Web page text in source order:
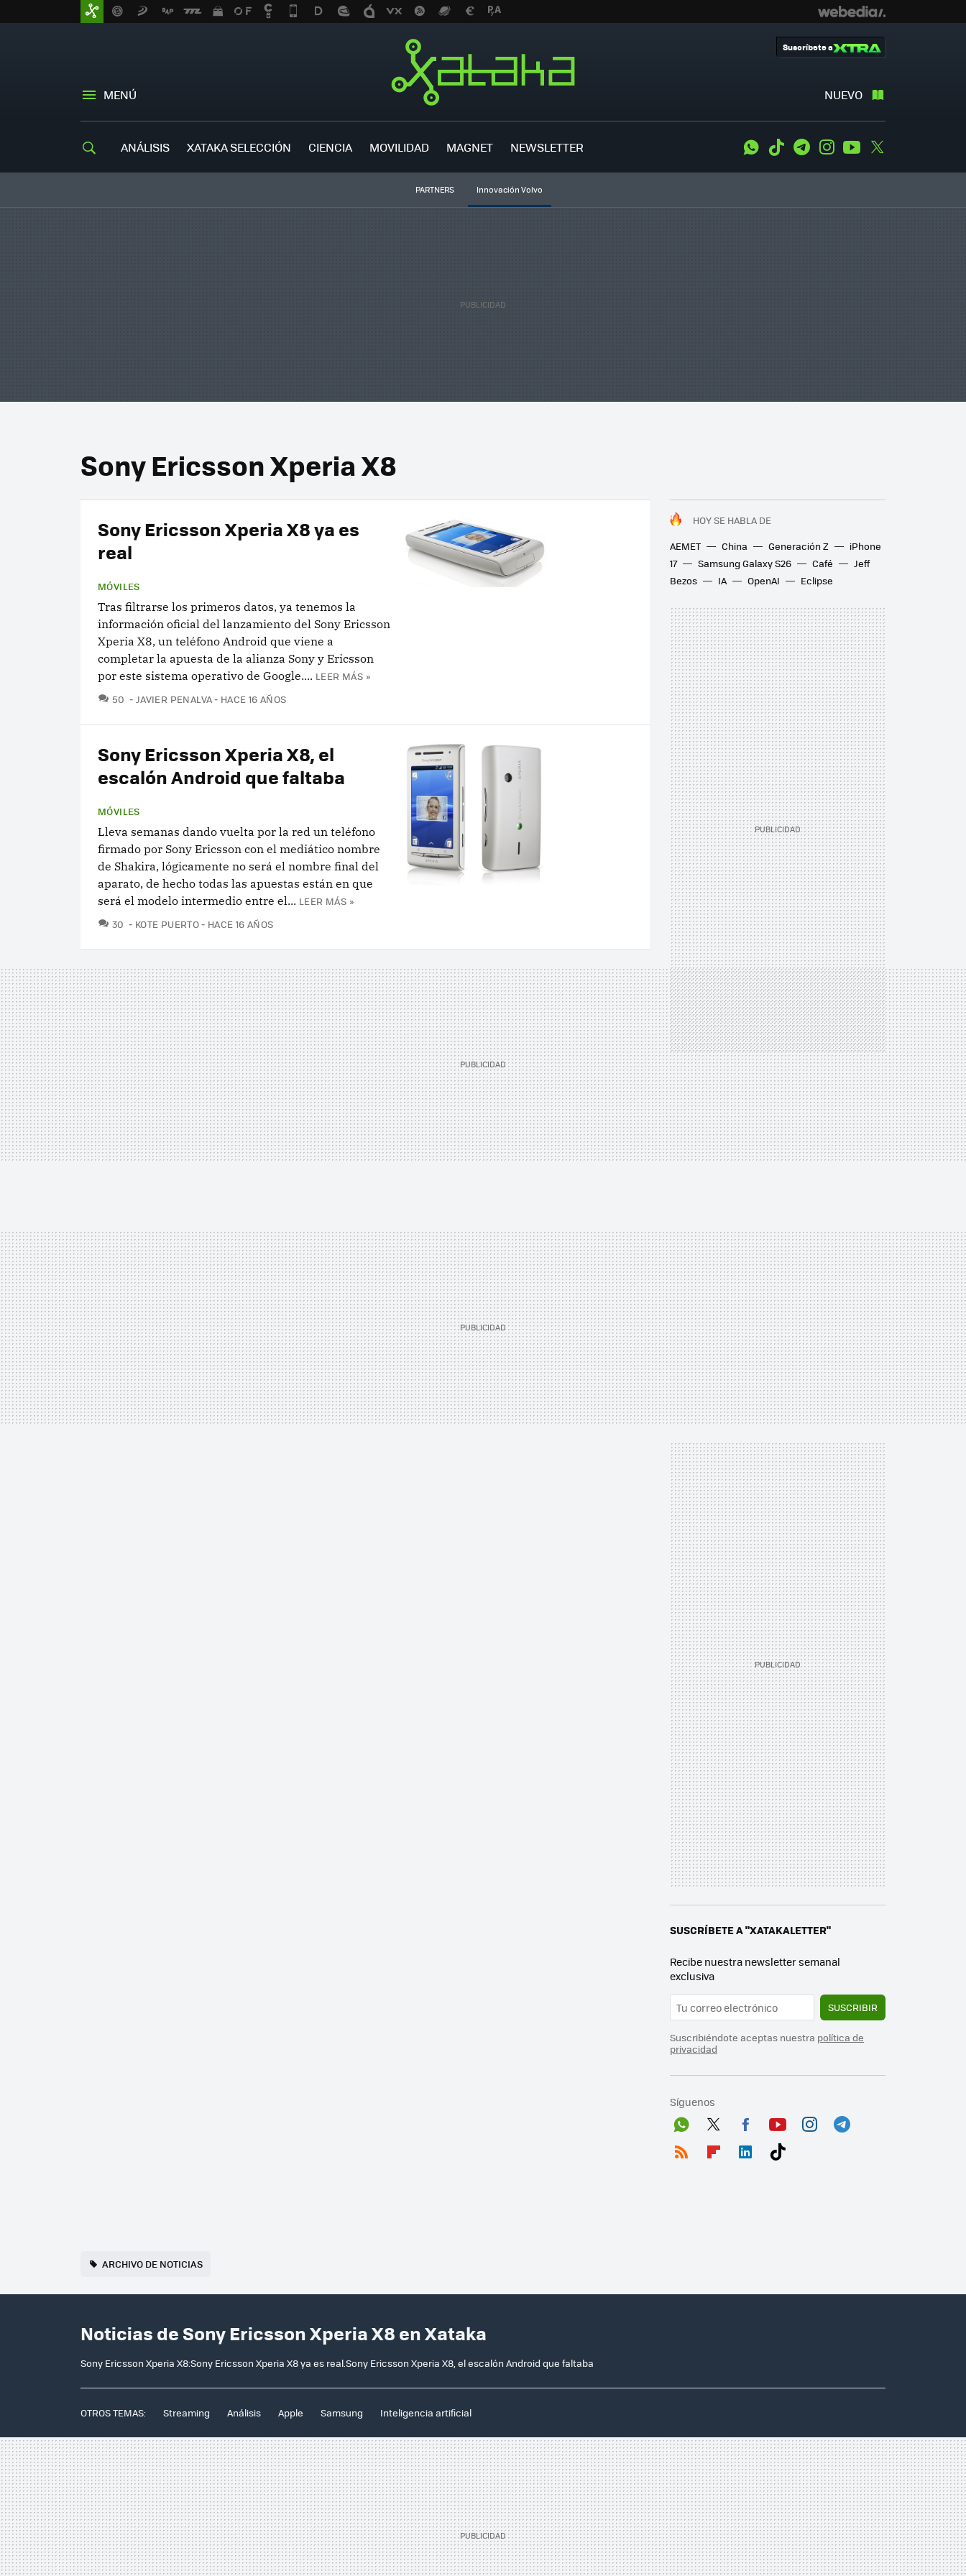
MENÚ NUEVO
Suscríbete a
ANÁLISIS XATAKA SELECCIÓN CIENCIA MOVILIDAD MAGNET NEWSLETTER WhatsApp
Tiktok TelegramInstagramYoutube
PARTNERS Innovación Volvo
Sony Ericsson Xperia X8
HOY SE HABLA DE
AEMET
China Generación Z
iPhone
17
Samsung Galaxy S26 Café
Jeff
Bezos
IA OpenAI Eclipse
Sony Ericsson Xperia X8 ya es
real
MÓVILES
Tras filtrarse los primeros datos, ya tenemos la
información oficial del lanzamiento del Sony Ericsson
Xperia X8, un teléfono Android que viene a
completar la apuesta de la alianza Sony y Ericsson
por este sistema operativo de Google.... LEER MÁS »
50 COMENTARIOS
JAVIER PENALVA HACE 16 AÑOS
Sony Ericsson Xperia X8, el
escalón Android que faltaba
MÓVILES
Lleva semanas dando vuelta por la red un teléfono
firmado por Sony Ericsson con el mediático nombre
de Shakira, lógicamente no será el nombre final del
aparato, de hecho todas las apuestas están en que
será el modelo intermedio entre el... LEER MÁS »
30 COMENTARIOS
KOTE PUERTO HACE 16 AÑOS
SUSCRÍBETE A "XATAKALETTER"
Recibe nuestra newsletter semanal
exclusiva
SUSCRIBIR
Suscribiéndote aceptas nuestra política de
privacidad
Síguenos
Wh
Twit
Fac
You
ARCHIVO DE NOTICIAS
Noticias de Sony Ericsson Xperia X8 en Xataka
Sony Ericsson Xperia X8:Sony Ericsson Xperia X8 ya es real.Sony Ericsson Xperia X8, el escalón Android que faltaba
OTROS TEMAS: Streaming Análisis Apple Samsung Inteligencia artificial